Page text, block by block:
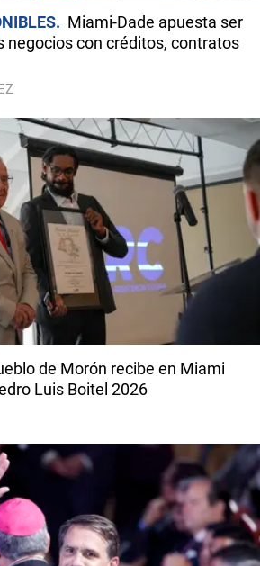
Miami-Dade apuesta ser
negocios con créditos, contratos
de Morón recibe en Miami
Luis Boitel 2026